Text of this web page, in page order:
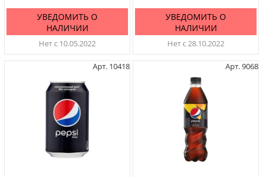
УВЕДОМИТЬ О
НАЛИЧИИ
Нет с 10.05.2022
УВЕДОМИТЬ О
НАЛИЧИИ
Нет с 28.10.2022
Арт. 10418 Арт. 9068